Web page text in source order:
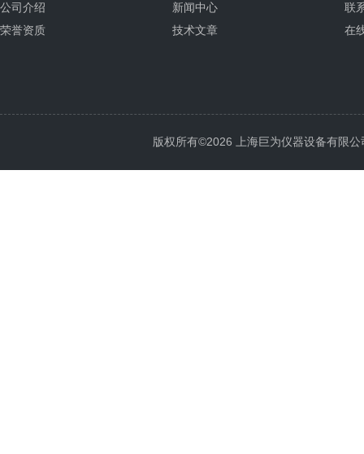
公司介绍
荣誉资质
新闻中心
技术文章
联
在
版权所有©2026 上海巨为仪器设备有限